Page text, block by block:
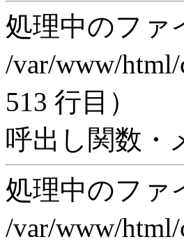
処理中のファ
/var/www/
513 行目）
呼出し関数・
処理中のファ
/var/www/html/